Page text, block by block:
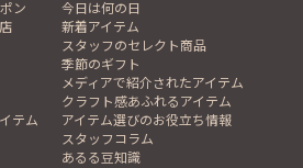
ン
今日は何の日
新着アイテム
スタッフのセレクト商品
季節のギフト
メディアで紹介されたアイテム
クラフト感あふれるアイテム
テム
アイテム選びのお役立ち情報
スタッフコラム
あるる豆知識